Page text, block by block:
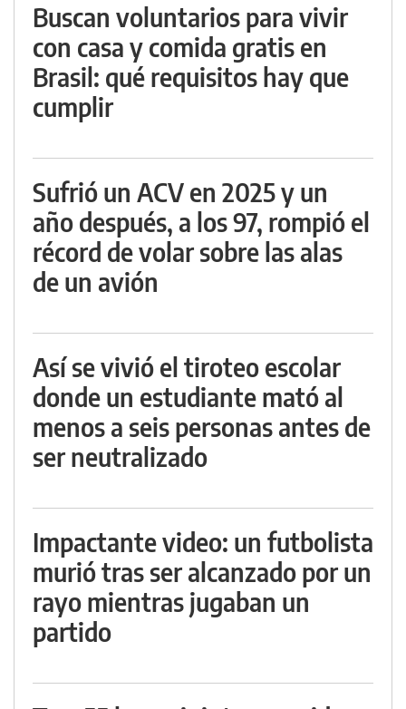
Buscan voluntarios para vivir
con casa y comida gratis en
Brasil: qué requisitos hay que
cumplir
Sufrió un ACV en 2025 y un
año después, a los 97, rompió el
récord de volar sobre las alas
de un avión
Así se vivió el tiroteo escolar
donde un estudiante mató al
menos a seis personas antes de
ser neutralizado
Impactante video: un futbolista
murió tras ser alcanzado por un
rayo mientras jugaban un
partido